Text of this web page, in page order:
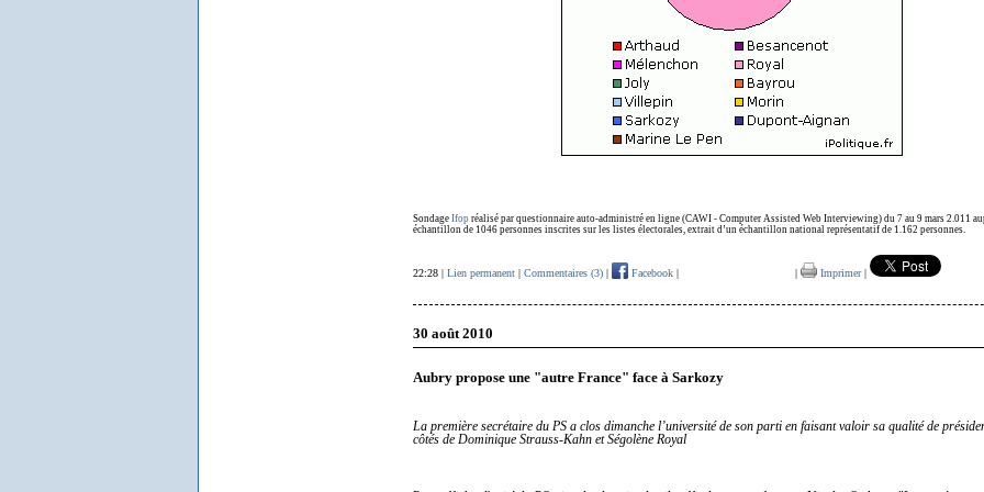
Sondage Ifop réalisé par questionnaire auto-administré en ligne (CAWI - Computer Assisted Web Interviewing) du 7 au 9 mars 2.011
échantillon de 1046 personnes inscrites sur les listes électorales, extrait d’un échantillon national représentatif de 1.162 personnes.
22:28 | Lien permanent | Commentaires (3) | Facebook | | Imprimer|
30 août 2010
Aubry propose une "autre France" face à Sarkozy
La première secrétaire du PS a clos dimanche l’université de son parti en faisant valoir sa qualité de
côtés de Dominique Strauss-Kahn et Ségolène Royal